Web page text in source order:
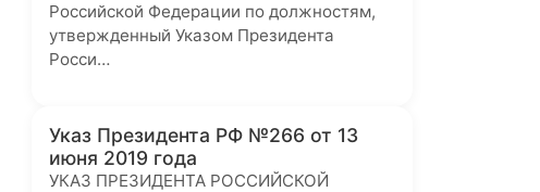
Российской Федерации по должностям,
утвержденный Указом Президента
Росси…
Указ Президента РФ №266 от 13
июня 2019 года
УКАЗ ПРЕЗИДЕНТА РОССИЙСКОЙ